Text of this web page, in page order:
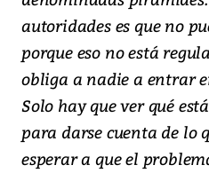
autoridades es que no
porque eso no está
obliga a nadie a entrar
Solo hay que ver qué
para darse cuenta de lo
esperar a que el